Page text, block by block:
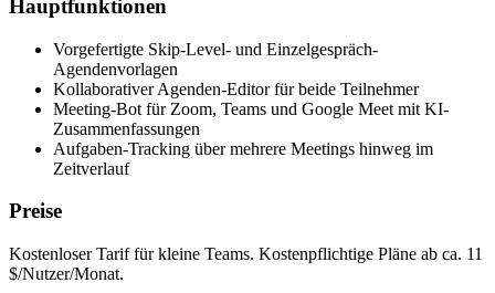
Hauptfunktionen
Vorgefertigte Skip-Level- und Einzelgespräch-
Agendenvorlagen
Kollaborativer Agenden-Editor für beide Teilnehmer
Meeting-Bot für Zoom, Teams und Google Meet mit KI-
Zusammenfassungen
Aufgaben-Tracking über mehrere Meetings hinweg im
Zeitverlauf
Preise
Kostenloser Tarif für kleine Teams. Kostenpflichtige Pläne ab ca. 11
$/Nutzer/Monat.